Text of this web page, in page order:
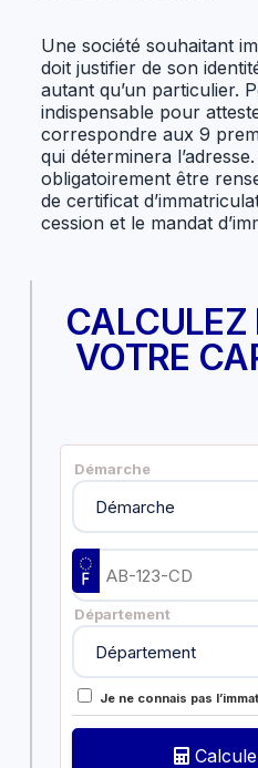
Une société souhaitant
doit justifier de son
autant qu’un particulier.
indispensable pour
correspondre aux 9
qui déterminera
obligatoirement être
de certificat
cession et le mandat
CALCULEZ
VOTRE
Démarche
Département
Je ne connais pas